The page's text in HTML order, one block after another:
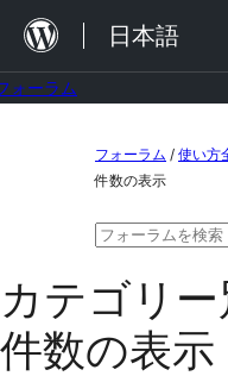
を
日本語
ォーラム
ツ
へ
ス
フォーラム / 使い方
件数の表示
検
対
象:
カテゴリ
件数の表示